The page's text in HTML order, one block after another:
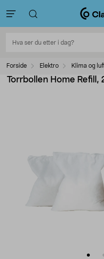
Forside Elektro Klima og
Torrbollen Home Refill,